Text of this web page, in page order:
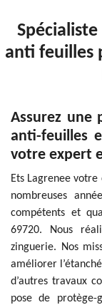
anti feuilles
Assurez une
anti-feuilles
votre expert
Ets Lagrenee
nombreuses
compétents et
69720. Nous
zinguerie. Nos
améliorer
d’autres travaux
pose de